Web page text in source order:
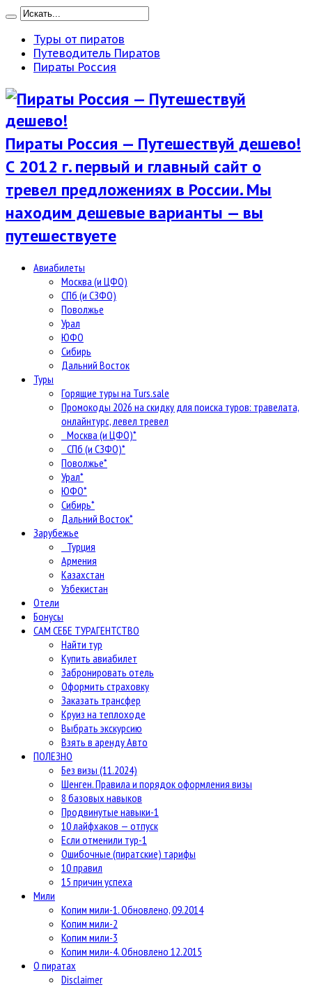
Туры от пиратов
Путеводитель Пиратов
Пираты Россия
Пираты Россия — Путешествуй дешево!
С 2012 г. первый и главный сайт о
тревел предложениях в России. Мы
находим дешевые варианты — вы
путешествуете
Авиабилеты
Москва (и ЦФО)
СПб (и СЗФО)
Поволжье
Урал
ЮФО
Сибирь
Дальний Восток
Туры
Горящие туры на Turs.sale
Промокоды 2026 на скидку для поиска туров: травелата,
онлайнтурс, левел тревел
Москва (и ЦФО)*
СПб (и СЗФО)*
Поволжье*
Урал*
ЮФО*
Сибирь*
Дальний Восток*
Зарубежье
Турция
Армения
Казахстан
Узбекистан
Отели
Бонусы
САМ СЕБЕ ТУРАГЕНТСТВО
Найти тур
Купить авиабилет
Забронировать отель
Оформить страховку
Заказать трансфер
Круиз на теплоходе
Выбрать экскурсию
Взять в аренду Авто
ПОЛЕЗНО
Без визы (11.2024)
Шенген. Правила и порядок оформления визы
8 базовых навыков
Продвинутые навыки-1
10 лайфхаков — отпуск
Если отменили тур-1
Ошибочные (пиратские) тарифы
10 правил
15 причин успеха
Мили
Копим мили-1. Обновлено, 09.2014
Копим мили-2
Копим мили-3
Копим мили-4. Обновлено 12.2015
О пиратах
Disclaimer